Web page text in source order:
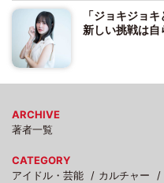
「ジョキジョ
新しい挑戦は自
ARCHIVE
著者一覧
CATEGORY
アイドル・芸能
カルチャー